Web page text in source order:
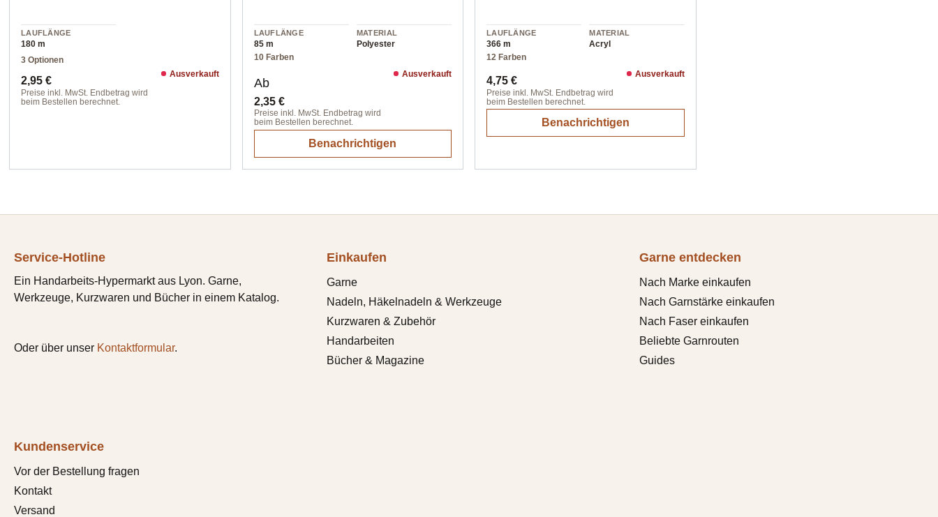
LAUFLÄNGE
180 m
3 Optionen
Regulärer Preis:
2,95 €
Preise inkl. MwSt. Endbetrag wird
beim Bestellen berechnet.
Ausverkauft
LAUFLÄNGE
85 m
MATERIAL
Polyester
10 Farben
Regulärer Preis:
Ab
2,35 €
Preise inkl. MwSt. Endbetrag wird
beim Bestellen berechnet.
Ausverkauft
Benachrichtigen
LAUFLÄNGE
366 m
MATERIAL
Acryl
12 Farben
Regulärer Preis:
4,75 €
Preise inkl. MwSt. Endbetrag wird
beim Bestellen berechnet.
Ausverkauft
Benachrichtigen
Service-Hotline
Ein Handarbeits-Hypermarkt aus Lyon. Garne,
Werkzeuge, Kurzwaren und Bücher in einem Katalog.
Oder über unser Kontaktformular.
Einkaufen
Garne
Nadeln, Häkelnadeln & Werkzeuge
Kurzwaren & Zubehör
Handarbeiten
Bücher & Magazine
Garne entdecken
Nach Marke einkaufen
Nach Garnstärke einkaufen
Nach Faser einkaufen
Beliebte Garnrouten
Guides
Kundenservice
Vor der Bestellung fragen
Kontakt
Versand